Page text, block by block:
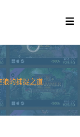
狼的捕捉之道